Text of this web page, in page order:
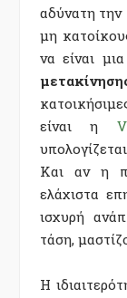
αδύνατη την
μη
να είναι μια
είναι η
Και αν η
ελάχιστα
ισχυρή
τάση,
Η